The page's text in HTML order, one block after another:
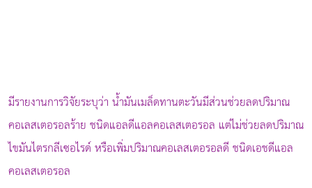
มีรายงานการวิจัยระบุว่า น้ำมันเมล็ดทานตะวันมีส่วนช่วยลดปริมาณ
คอเลสเตอรอลร้าย ชนิดแอลดีแอลคอเลสเตอรอล แต่ไม่ช่วยลดปริมาณ
ไขมันไตรกลีเซอไรด์ หรือเพิ่มปริมาณคอเลสเตอรอลดี ชนิดเอชดีแอล
คอเลสเตอรอล